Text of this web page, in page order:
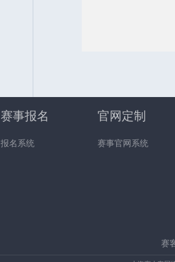
赛事报名
报名系统
官网定制
赛事官网系统
赛